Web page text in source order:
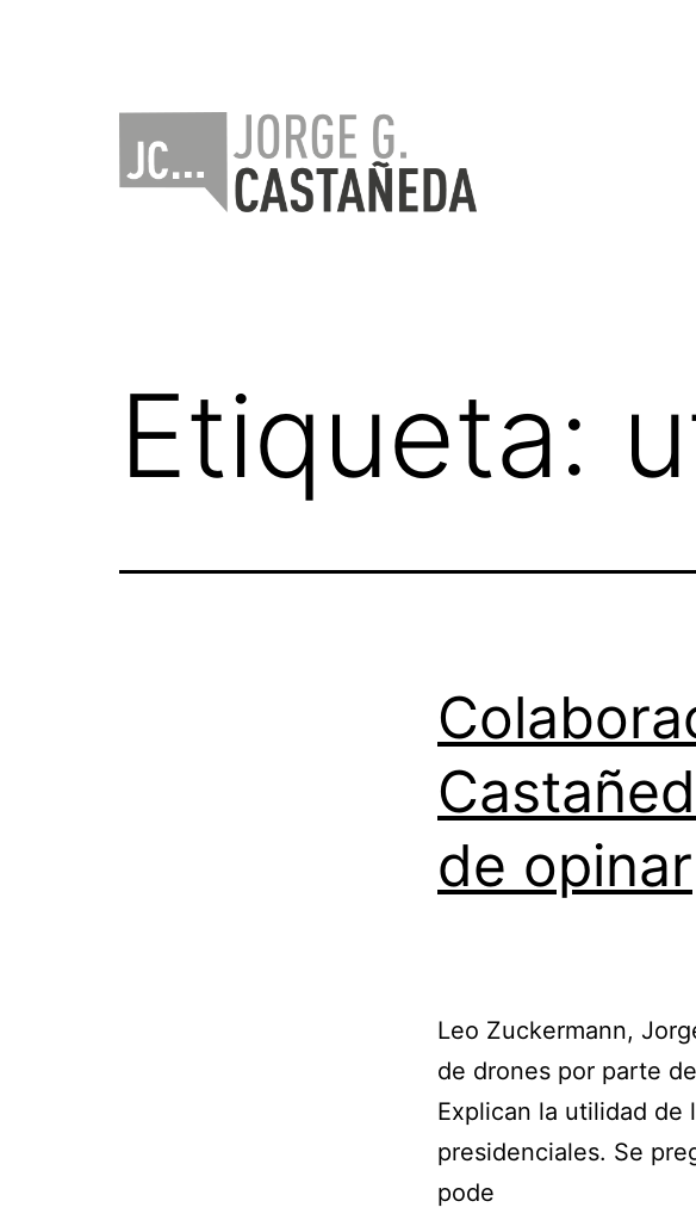
Etiqueta:
de opinar
Leo Zuckermann,
de drones por parte
Explican la utilidad de
presidenciales. Se
pode